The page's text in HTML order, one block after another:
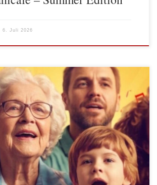
6. Juli 2026
Temperaturen fand rund um die
Wuhlgarten das 29. Sängerfest Marzahn-
Chöre, Initiativen und Besucherinnen
Bezirk kamen zusammen und sorgten für
herzliche Atmosphäre. Auch der AWO-
Süd war mit einem Stand vertreten.
dass unser Bereich […]